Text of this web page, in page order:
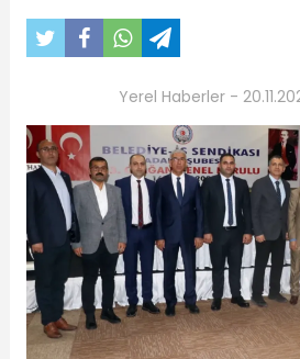
Yerel Haberler -